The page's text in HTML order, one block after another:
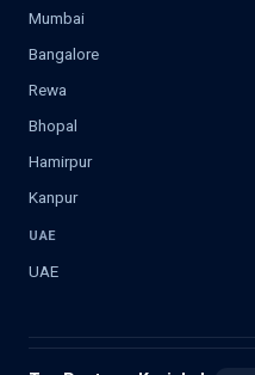
Mumbai
Bangalore
Rewa
Bhopal
Hamirpur
Kanpur
UAE
UAE